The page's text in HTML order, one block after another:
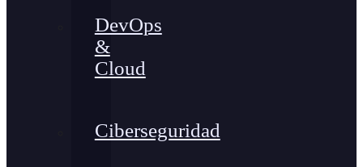
DevOps
&
Cloud
Ciberseguridad